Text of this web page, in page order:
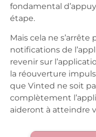
fondamental
étape.
Mais cela ne
notifications de
revenir sur
la réouverture
que Vinted ne soit
complètement
aideront à atteindre